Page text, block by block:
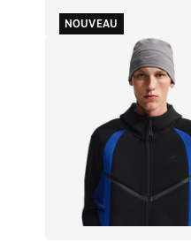
NOUVEAU